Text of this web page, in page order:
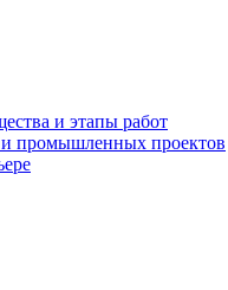
и этапы работ
и промышленных проектов